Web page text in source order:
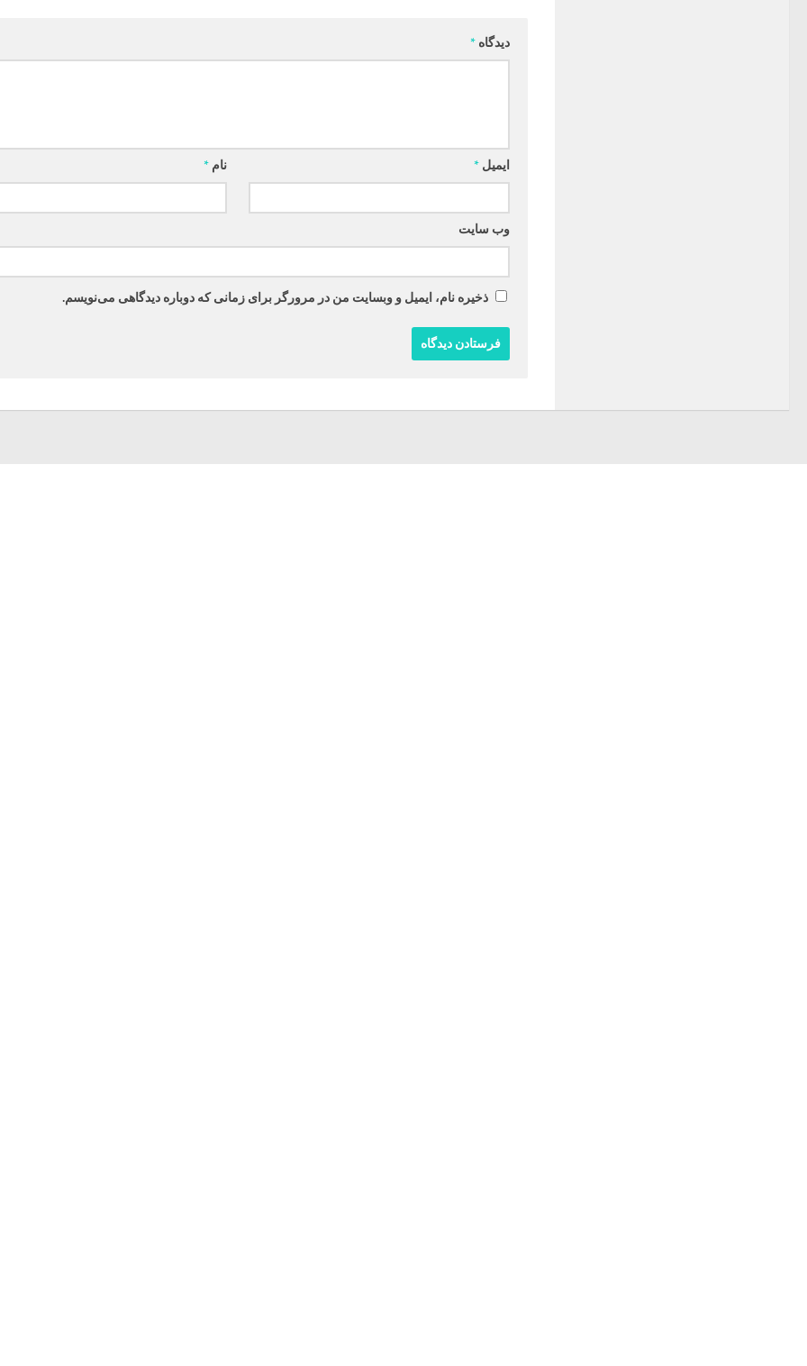
دیدگاه *
نام* ایمیل *
وب‌ سایت
ذخیره نام، ایمیل و وبسایت من در مرورگر برای زمانی که دوباره دیدگاهی می‌نویسم.